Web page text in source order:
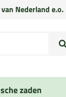
Nederland e.o.
zaden